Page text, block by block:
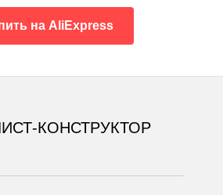
на AliExpress
КОНСТРУКТОР